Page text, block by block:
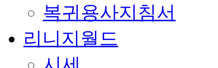
복귀용사지침서
리니지월드